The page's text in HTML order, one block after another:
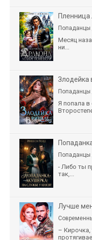
Попаданцы
Месяц
ни...
Злодейка
Попаданцы
Я попала в
Попаданцы
- Либо ты
так,...
Лучше
– Кирочка,